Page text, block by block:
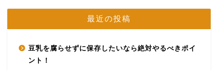
最近の投稿
豆乳を腐らせずに保存したいなら絶対やるべきポイ
ント！